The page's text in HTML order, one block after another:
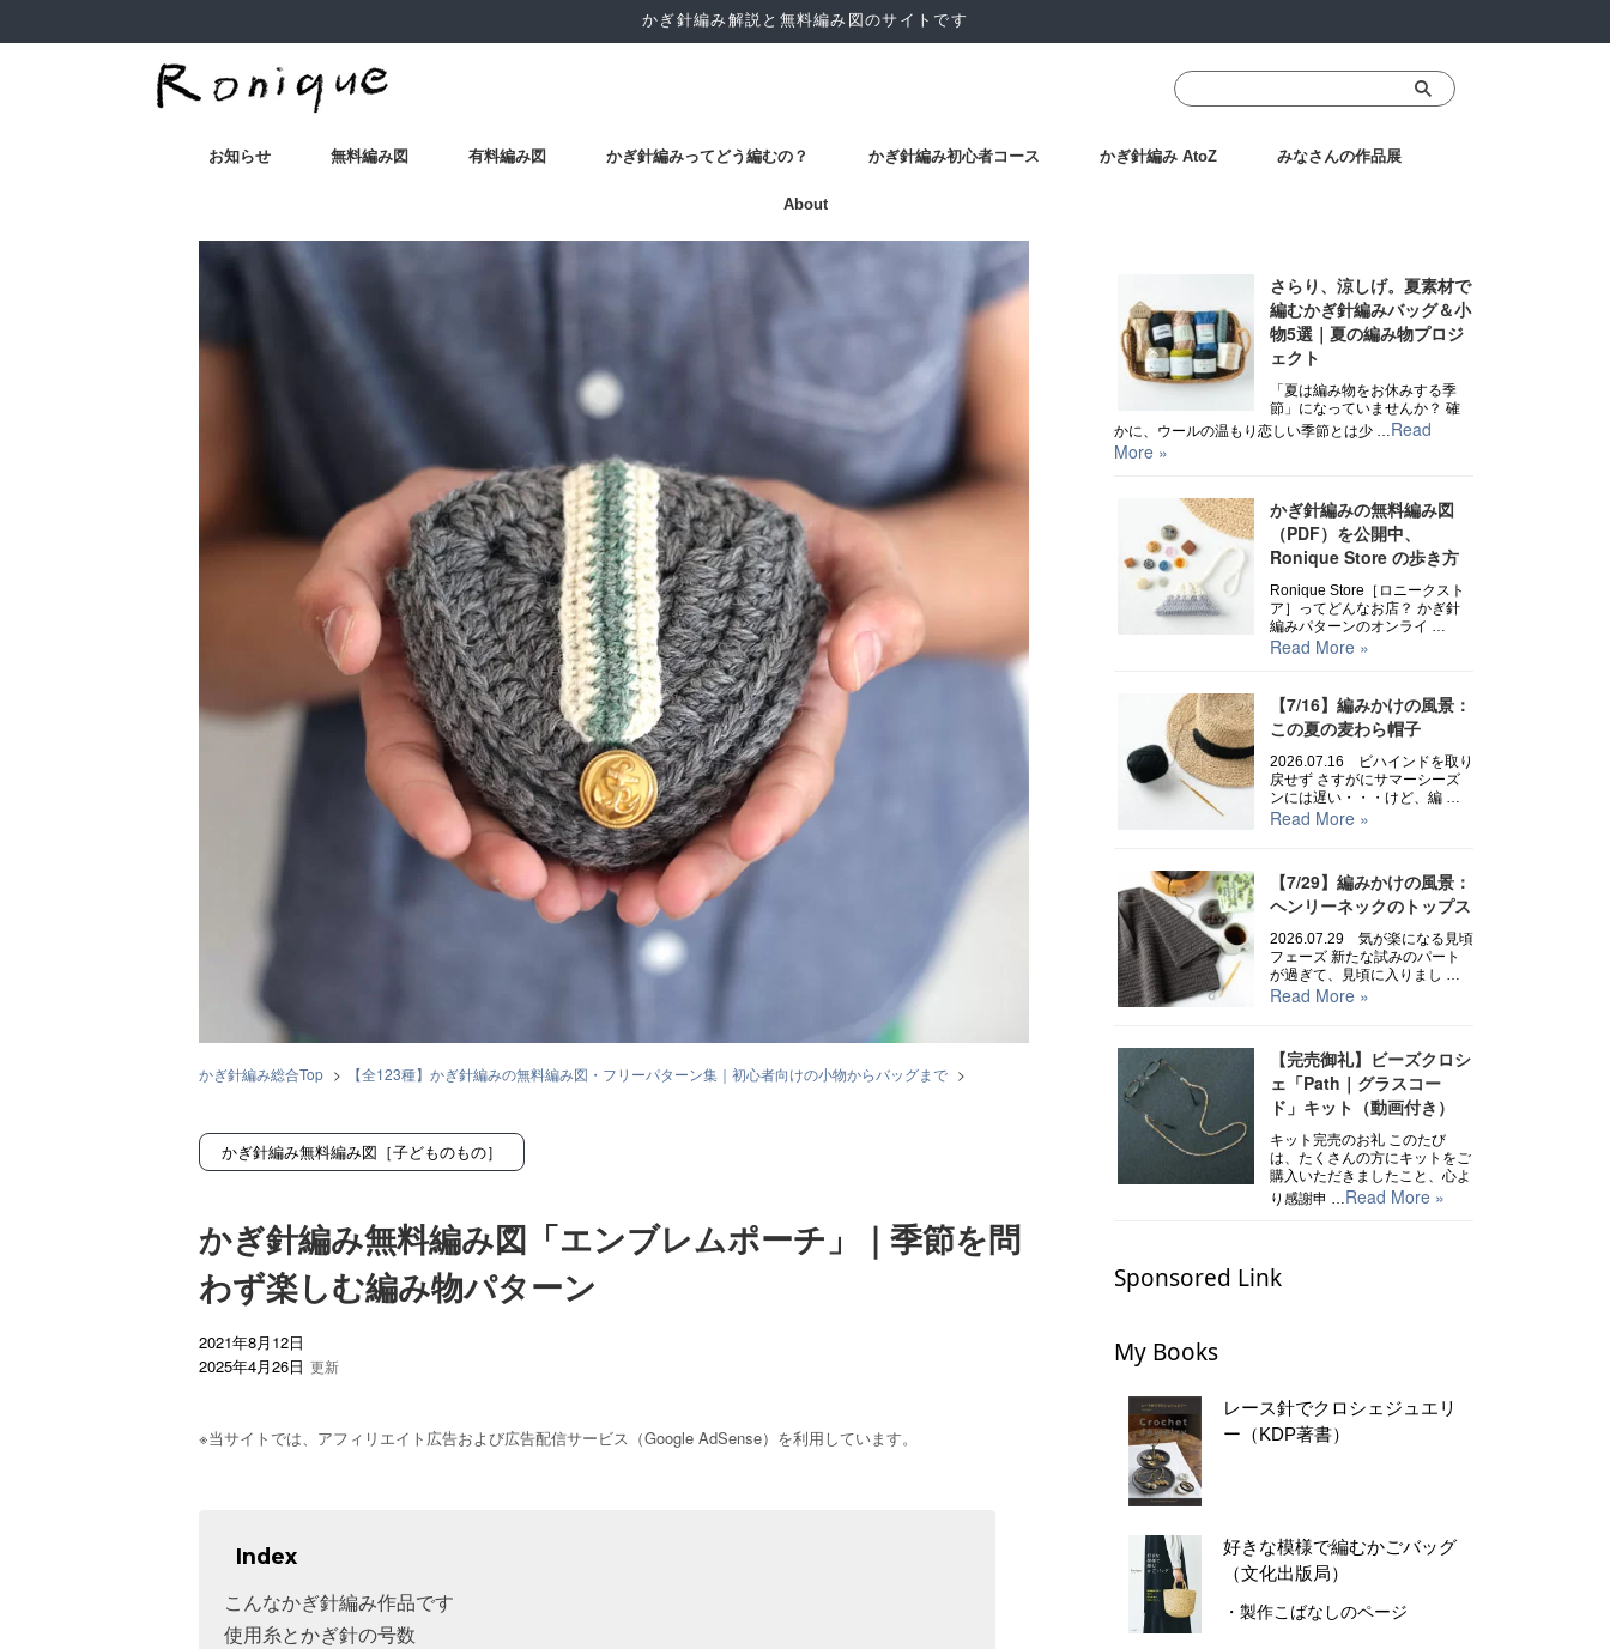
かぎ針編み解説と無料編み図のサイトです
お知らせ 無料編み図 有料編み図 かぎ針編みってどう編むの？ かぎ針編み初心者コース かぎ針編み AtoZ みなさんの作品展
About
かぎ針編み総合Top > 【全123種】かぎ針編みの無料編み図・フリーパターン集｜初心者向けの小物からバッグまで >
かぎ針編み無料編み図［子どものもの］
かぎ針編み無料編み図「エンブレムポーチ」｜季節を問
わず楽しむ編み物パターン
2021年8月12日
2025年4月26日
※当サイトでは、アフィリエイト広告および広告配信サービス（Google AdSense）を利用しています。
Index
こんなかぎ針編み作品です
使用糸とかぎ針の号数
さらり、涼しげ。夏素材で
編むかぎ針編みバッグ＆小
物5選｜夏の編み物プロジ
ェクト
「夏は編み物をお休みする季
節」になっていませんか？ 確
かに、ウールの温もり恋しい季節とは少 …Read
More »
かぎ針編みの無料編み図
（PDF）を公開中、
Ronique Store の歩き方
Ronique Store［ロニークスト
ア］ってどんなお店？ かぎ針
編みパターンのオンライ …
Read More »
【7/16】編みかけの風景：
この夏の麦わら帽子
2026.07.16 ビハインドを取り
戻せず さすがにサマーシーズ
ンには遅い・・・けど、編 …
Read More »
【7/29】編みかけの風景：
ヘンリーネックのトップス
2026.07.29 気が楽になる見頃
フェーズ 新たな試みのパート
が過ぎて、見頃に入りまし …
Read More »
【完売御礼】ビーズクロシ
ェ「Path｜グラスコー
ド」キット（動画付き）
キット完売のお礼 このたび
は、たくさんの方にキットをご
購入いただきましたこと、心よ
り感謝申 …Read More »
Sponsored Link
My Books
レース針でクロシェジュエリ
ー（KDP著書）
好きな模様で編むかごバッグ
（文化出版局）
・製作こばなしのページ